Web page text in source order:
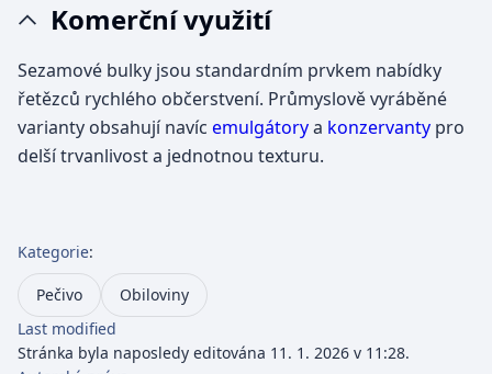
Komerční využití
Sezamové bulky jsou standardním prvkem nabídky
řetězců rychlého občerstvení. Průmyslově vyráběné
varianty obsahují navíc emulgátorya konzervanty pro
delší trvanlivost a jednotnou texturu.
Kategorie:
Pečivo
Obiloviny
Last modified
Stránka byla naposledy editována 11. 1. 2026 v 11:28.